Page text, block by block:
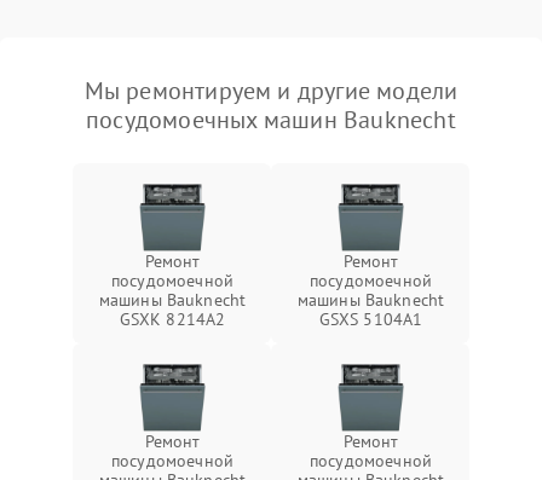
Мы ремонтируем и другие модели
посудомоечных машин Bauknecht
Ремонт
посудомоечной
машины Bauknecht
GSXK 8214A2
Ремонт
посудомоечной
машины Bauknecht
GSXS 5104A1
Ремонт
посудомоечной
Ремонт
посудомоечной